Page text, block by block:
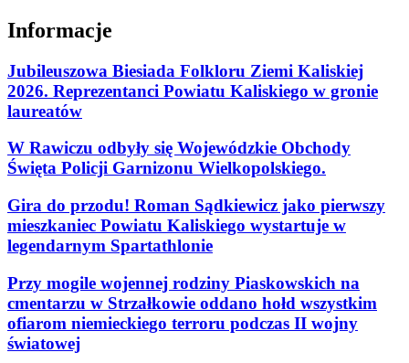
Informacje
Jubileuszowa Biesiada Folkloru Ziemi Kaliskiej
2026. Reprezentanci Powiatu Kaliskiego w gronie
laureatów
W Rawiczu odbyły się Wojewódzkie Obchody
Święta Policji Garnizonu Wielkopolskiego.
Gira do przodu! Roman Sądkiewicz jako pierwszy
mieszkaniec Powiatu Kaliskiego wystartuje w
legendarnym Spartathlonie
Przy mogile wojennej rodziny Piaskowskich na
cmentarzu w Strzałkowie oddano hołd wszystkim
ofiarom niemieckiego terroru podczas II wojny
światowej